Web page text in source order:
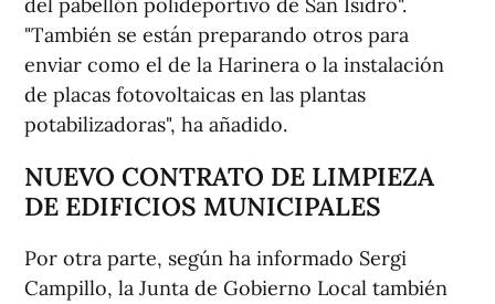
"También se están preparando otros para
enviar como el de la Harinera o la instalación
de placas fotovoltaicas en las plantas
potabilizadoras", ha añadido.
NUEVO CONTRATO DE LIMPIEZA
DE EDIFICIOS MUNICIPALES
Por otra parte, según ha informado Sergi
Campillo, la Junta de Gobierno Local también